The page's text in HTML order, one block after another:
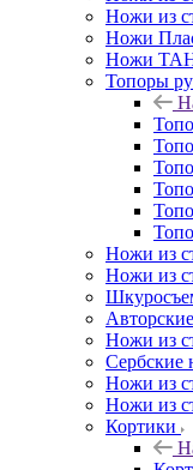
Ножи из
Ножи
Ножи
Топоры
Ножи из
Ножи из
Ножи из
Сербские
Ножи из
Ножи из
Кортики